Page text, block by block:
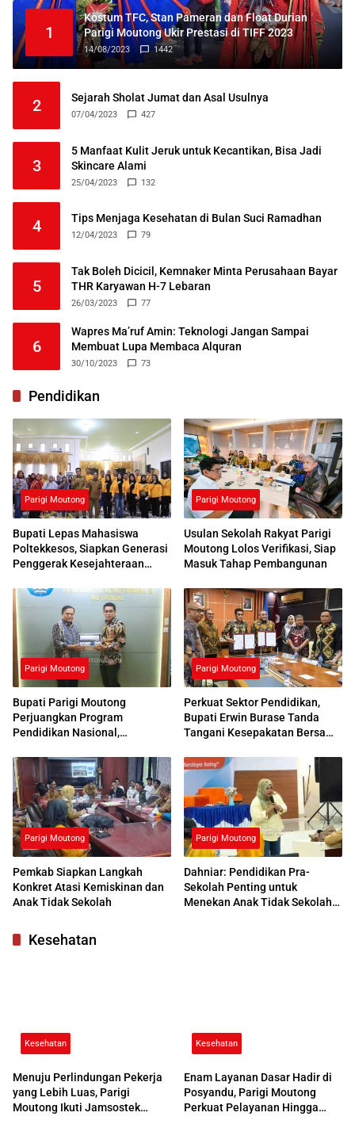
1
Kostum TFC, Stan Pameran dan Float Durian
Parigi Moutong Ukir Prestasi di TIFF 2023
14/08/2023 1442
2 Sejarah Sholat Jumat dan Asal Usulnya
07/04/2023 427
3
5 Manfaat Kulit Jeruk untuk Kecantikan, Bisa Jadi
Skincare Alami
25/04/2023 132
4 Tips Menjaga Kesehatan di Bulan Suci Ramadhan
12/04/2023 79
5
Tak Boleh Dicicil, Kemnaker Minta Perusahaan Bayar
THR Karyawan H-7 Lebaran
26/03/2023 77
6
Wapres Ma’ruf Amin: Teknologi Jangan Sampai
Membuat Lupa Membaca Alquran
30/10/2023 73
Pendidikan
Parigi Moutong
Bupati Lepas Mahasiswa
Poltekkesos, Siapkan Generasi
Penggerak Kesejahteraan
Parigi Moutong
Usulan Sekolah Rakyat Parigi
Moutong Lolos Verifikasi, Siap
Masuk Tahap Pembangunan
Parigi Moutong
Bupati Parigi Moutong
Perjuangkan Program
Pendidikan Nasional,
Respons Positif
Parigi Moutong
Perkuat Sektor Pendidikan,
Bupati Erwin Burase Tanda
Tangani Kesepakatan Bersama
Parigi Moutong
Pemkab Siapkan Langkah
Konkret Atasi Kemiskinan dan
Anak Tidak Sekolah
Parigi Moutong
Dahniar: Pendidikan Pra-
Sekolah Penting untuk
Menekan Anak Tidak Sekolah
Kesehatan
Kesehatan
Menuju Perlindungan Pekerja
yang Lebih Luas, Parigi
Moutong Ikuti Jamsostek
Kesehatan
Enam Layanan Dasar Hadir di
Posyandu, Parigi Moutong
Perkuat Pelayanan Hingga